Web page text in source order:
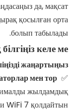
да, мақсат
қосылған орта
болып табылады.
келе ме?
жаңартыңыз:
✅
мен тор
жылдамдық
WiFi 7 қолдайтын